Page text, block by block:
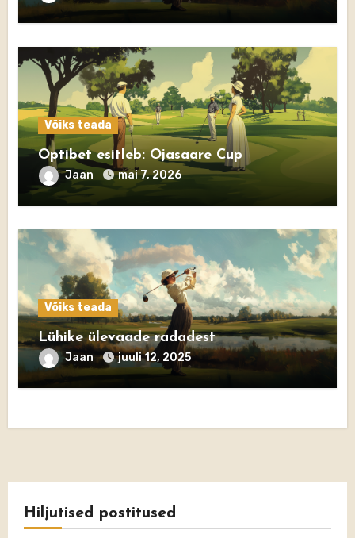
Võiks teada
Optibet esitleb: Ojasaare Cup
Jaan mai 7, 2026
Võiks teada
Lühike ülevaade radadest
Jaan juuli 12, 2025
Hiljutised postitused